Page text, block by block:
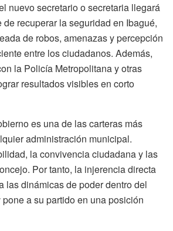
nuevo secretario o secretaria llegará
de recuperar la seguridad en Ibagué,
de robos, amenazas y percepción
entre los ciudadanos. Además,
la Policía Metropolitana y otras
resultados visibles en corto
es una de las carteras más
administración municipal.
la convivencia ciudadana y las
Por tanto, la injerencia directa
las dinámicas de poder dentro del
a su partido en una posición